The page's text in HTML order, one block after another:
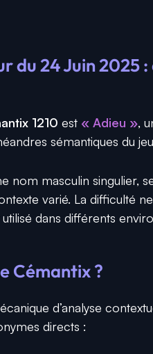
du 24 Juin 2025 :
1210 est « Adieu »,
sémantiques du
nom masculin singulier,
varié. La difficulté
dans différents
Cémantix ?
d’analyse
directs :